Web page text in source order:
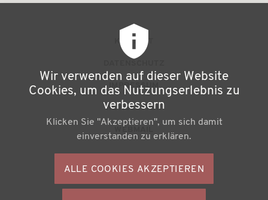
ß
e
e
KONTAKT
IMPRESSUM
NEWSLETTER
S
Wir verwenden auf dieser Website
Cookies, um das Nutzungserlebnis zu
verbessern
Klicken Sie "Akzeptieren", um sich damit
einverstanden zu erklären.
ALLE COOKIES AKZEPTIEREN